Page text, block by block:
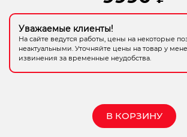
Электрохозтовары
Уважаемые клиенты!
На сайте ведутся работы, цены на некоторые
неактуальными. Уточняйте цены на товар у
извинения за временные неудобства.
В КОРЗИНУ